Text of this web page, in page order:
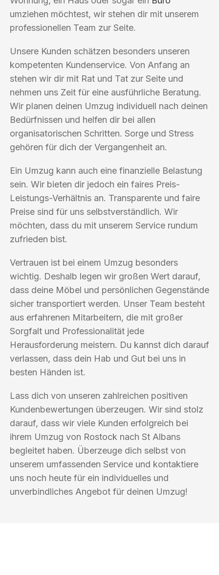
umziehen möchtest, wir stehen dir mit unserem
professionellen Team zur Seite.
Unsere Kunden schätzen besonders unseren
kompetenten Kundenservice. Von Anfang an
stehen wir dir mit Rat und Tat zur Seite und
nehmen uns Zeit für eine ausführliche Beratung.
Wir planen deinen Umzug individuell nach deinen
Bedürfnissen und helfen dir bei allen
organisatorischen Schritten. Sorge und Stress
gehören für dich der Vergangenheit an.
Ein Umzug kann auch eine finanzielle Belastung
sein. Wir bieten dir jedoch ein faires Preis-
Leistungs-Verhältnis an. Transparente und faire
Preise sind für uns selbstverständlich. Wir
möchten, dass du mit unserem Service rundum
zufrieden bist.
Vertrauen ist bei einem Umzug besonders
wichtig. Deshalb legen wir großen Wert darauf,
dass deine Möbel und persönlichen Gegenstände
sicher transportiert werden. Unser Team besteht
aus erfahrenen Mitarbeitern, die mit großer
Sorgfalt und Professionalität jede
Herausforderung meistern. Du kannst dich darauf
verlassen, dass dein Hab und Gut bei uns in
besten Händen ist.
Lass dich von unseren zahlreichen positiven
Kundenbewertungen überzeugen. Wir sind stolz
darauf, dass wir viele Kunden erfolgreich bei
ihrem Umzug von Rostock nach St Albans
begleitet haben. Überzeuge dich selbst von
unserem umfassenden Service und kontaktiere
uns noch heute für ein individuelles und
unverbindliches Angebot für deinen Umzug!